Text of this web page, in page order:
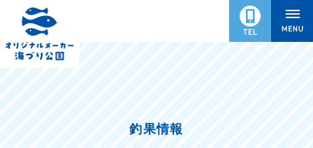
釣果情報